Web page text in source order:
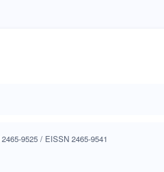
2465-9525 / EISSN 2465-9541